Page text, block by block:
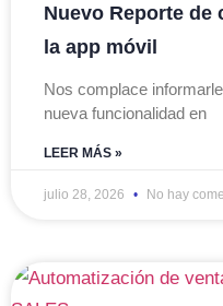
Nuevo Reporte de
la app móvil
Nos complace
nueva funcionalidad en
LEER MÁS »
julio 28, 2026 No hay